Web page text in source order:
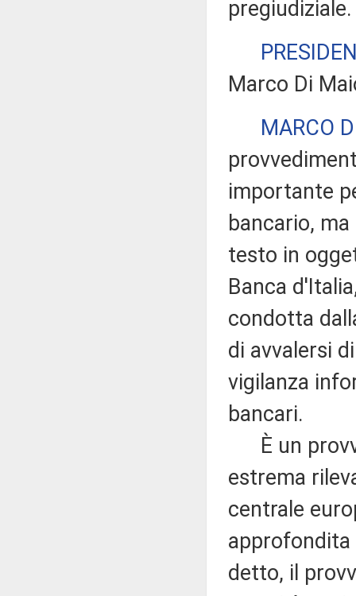
pregiudiziale.
Marco Di
MARCO
importante
bancario,
testo in
Banca
condotta
di avvalersi
vigilanza
bancari.
È un
estrema
centrale
approfondita
detto, il